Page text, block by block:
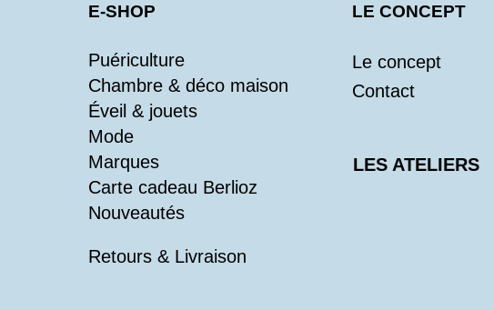
E-SHOP
Puériculture
Chambre & déco maison
Éveil & jouets
Mode
Marques
Carte cadeau Berlioz
Nouveautés
Retours & Livraison
LE CONCEPT
Le concept
Contact
LES ATELIERS